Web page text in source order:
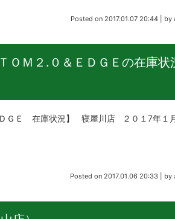
Posted on 2017.01.07 20:44 by
ＯＭ２.０＆ＥＤＧＥの在庫状
ＧＥ 在庫状況】 寝屋川店 ２０１7年１
Posted on 2017.01.06 20:33 by